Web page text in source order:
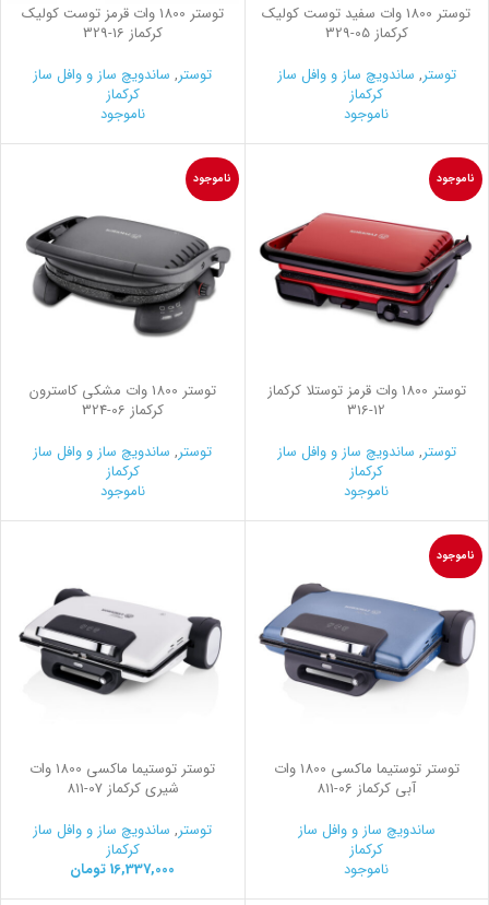
توستر 1800 وات سفید توست کولیک
کرکماز329-05
توستر, ساندویچ ساز و وافل ساز
کرکماز
ناموجود
توستر 1800 وات قرمز توست کولیک
کرکماز 329-16
توستر, ساندویچ ساز و وافل ساز
کرکماز
ناموجود
ناموجود
توستر 1800 وات قرمز توستلا کرکماز
316-12
توستر, ساندویچ ساز و وافل ساز
کرکماز
ناموجود
ناموجود
توستر 1800 وات مشکی کاسترون
کرکماز 324-06
توستر, ساندویچ ساز و وافل ساز
کرکماز
ناموجود
ناموجود
توستر توستیما ماکسی 1800 وات
آبی کرکماز 811-06
ساندویچ ساز و وافل ساز
کرکماز
ناموجود
توستر توستیما ماکسی 1800 وات
شیری کرکماز811-07
توستر, ساندویچ ساز و وافل ساز
کرکماز
16,337,000 تومان